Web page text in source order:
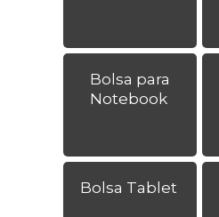
Bolsa para
Notebook
Bolsa Tablet